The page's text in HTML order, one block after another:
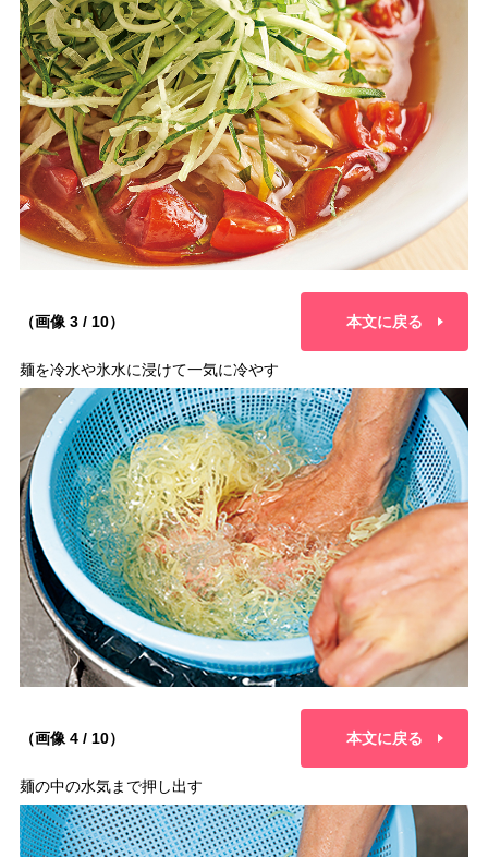
（画像 3 / 10） 本文に戻る
麺を冷水や氷水に浸けて一気に冷やす
（画像 4 / 10） 本文に戻る
麺の中の水気まで押し出す